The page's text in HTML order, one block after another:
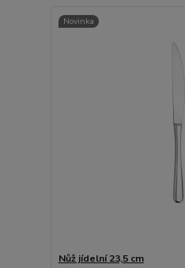
Novinka
Nůž jídelní 23,5 cm